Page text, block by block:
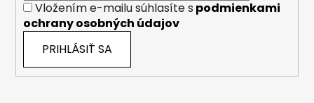
Vložením e-mailu súhlasíte s podmienkami
ochrany osobných údajov
PRIHLÁSIŤ SA